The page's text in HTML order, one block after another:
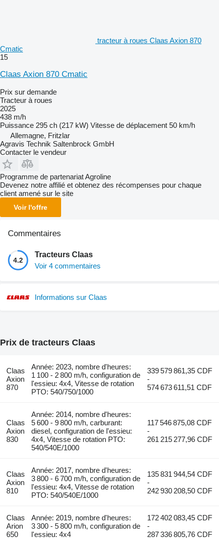
tracteur à roues Claas Axion 870
Cmatic
15
Claas Axion 870 Cmatic
Prix sur demande
Tracteur à roues
2025
438 m/h
Puissance 295 ch (217 kW) Vitesse de déplacement 50 km/h
Allemagne, Fritzlar
Agravis Technik Saltenbrock GmbH
Contacter le vendeur
Programme de partenariat Agroline
Devenez notre affilié et obtenez des récompenses pour chaque
client amené sur le site
Voir l'offre
Commentaires
4.2
Tracteurs Claas
Voir 4 commentaires
Informations sur Claas
Prix de tracteurs Claas
Claas
Axion
870
Année: 2023, nombre d'heures:
1 100 - 2 800 m/h, configuration de
l'essieu: 4x4, Vitesse de rotation
PTO: 540/750/1000
339 579 861,35 CDF
-
574 673 611,51 CDF
Claas
Axion
830
Année: 2014, nombre d'heures:
5 600 - 9 800 m/h, carburant:
diesel, configuration de l'essieu:
4x4, Vitesse de rotation PTO:
540/540E/1000
117 546 875,08 CDF
-
261 215 277,96 CDF
Claas
Axion
810
Année: 2017, nombre d'heures:
3 800 - 6 700 m/h, configuration de
l'essieu: 4x4, Vitesse de rotation
PTO: 540/540E/1000
135 831 944,54 CDF
-
242 930 208,50 CDF
Claas
Arion
650
Année: 2019, nombre d'heures:
3 300 - 5 800 m/h, configuration de
l'essieu: 4x4
172 402 083,45 CDF
-
287 336 805,76 CDF